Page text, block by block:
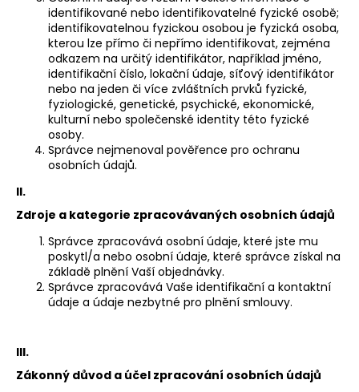
identifikované nebo identifikovatelné fyzické osobě;
identifikovatelnou fyzickou osobou je fyzická osoba,
kterou lze přímo či nepřímo identifikovat, zejména
odkazem na určitý identifikátor, například jméno,
identifikační číslo, lokační údaje, síťový identifikátor
nebo na jeden či více zvláštních prvků fyzické,
fyziologické, genetické, psychické, ekonomické,
kulturní nebo společenské identity této fyzické
osoby.
Správce nejmenoval pověřence pro ochranu
osobních údajů.
II.
Zdroje a kategorie zpracovávaných osobních údajů
Správce zpracovává osobní údaje, které jste mu
poskytl/a nebo osobní údaje, které správce získal na
základě plnění Vaší objednávky.
Správce zpracovává Vaše identifikační a kontaktní
údaje a údaje nezbytné pro plnění smlouvy.
III.
Zákonný důvod a účel zpracování osobních údajů
HLEDAT
o
p
o
m
e